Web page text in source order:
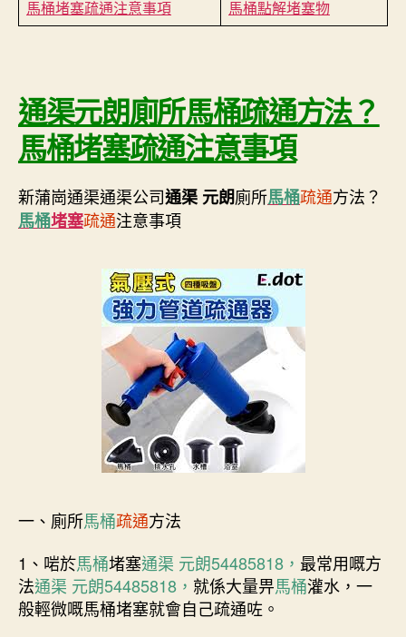
馬桶堵塞疏通注意事項
馬桶點解堵塞物
通渠元朗廁所馬桶疏通方法？
馬桶堵塞疏通注意事項
新蒲崗通渠通渠公司通渠 元朗廁所馬桶疏通方法？
馬桶堵塞疏通注意事項
一、廁所馬桶疏通方法
1、啱於馬桶堵塞通渠 元朗54485818， 最常用嘅方
法通渠 元朗54485818， 就係大量畀馬桶灌水，一
般輕微嘅馬桶堵塞就會自己疏通咗。